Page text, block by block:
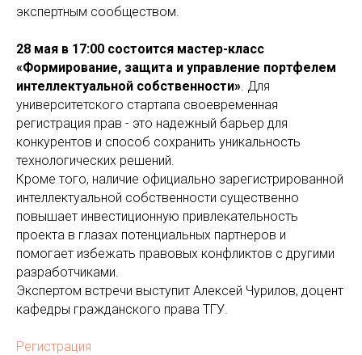
экспертным сообществом.
28 мая в 17:00 состоится мастер-класс
«Формирование, защита и управление портфелем
интеллектуальной собственности». Для
университетского стартапа своевременная
регистрация прав - это надежный барьер для
конкурентов и способ сохранить уникальность
технологических решений.
Кроме того, наличие официально зарегистрированной
интеллектуальной собственности существенно
повышает инвестиционную привлекательность
проекта в глазах потенциальных партнеров и
помогает избежать правовых конфликтов с другими
разработчиками.
Экспертом встречи выступит Алексей Чурилов, доцент
кафедры гражданского права ТГУ.
Регистрация